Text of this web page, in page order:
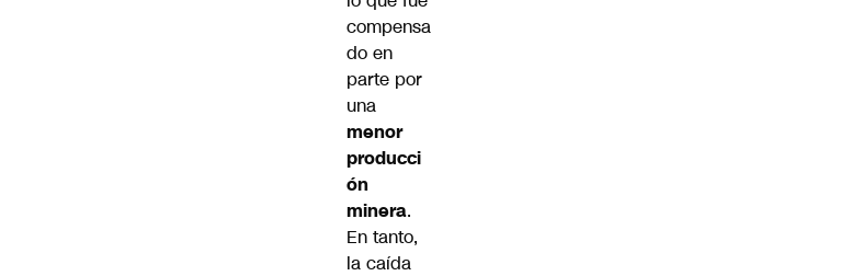
compensa
do en
parte por
una
menor
producci
ón
minera.
En tanto,
la caída